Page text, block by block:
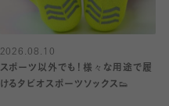
2026.08.10
スポーツ以外でも！様々な用途で履
けるタビオスポーツソックス👟